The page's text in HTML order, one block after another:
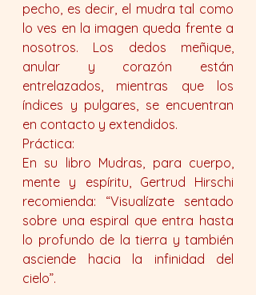
pecho, es decir, el mudra tal como
lo ves en la imagen queda frente a
nosotros. Los dedos meñique,
anular y corazón están
entrelazados, mientras que los
índices y pulgares, se encuentran
en contacto y extendidos.
Práctica:
En su libro Mudras, para cuerpo,
mente y espíritu, Gertrud Hirschi
recomienda: “Visualízate sentado
sobre una espiral que entra hasta
lo profundo de la tierra y también
asciende hacia la infinidad del
cielo”.